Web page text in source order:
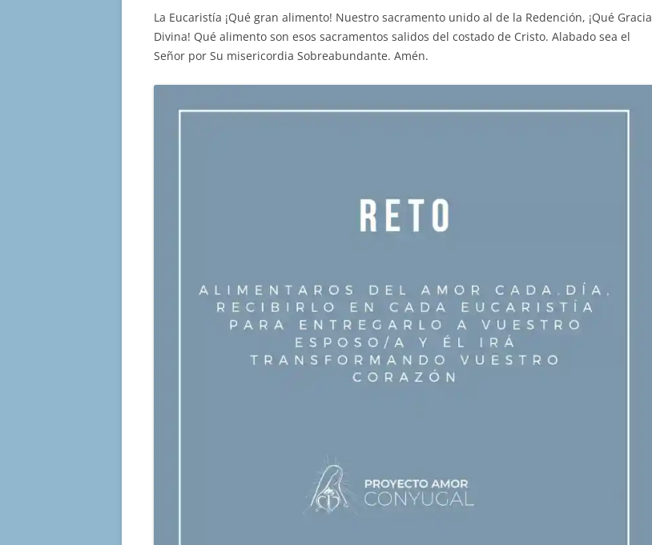
La Eucaristía ¡Qué gran alimento! Nuestro sacramento unido al de la Redención, ¡Qué Gracia
Divina! Qué alimento son esos sacramentos salidos del costado de Cristo. Alabado sea el
Señor por Su misericordia Sobreabundante. Amén.